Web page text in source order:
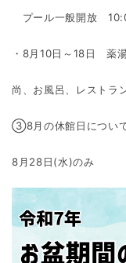
プール一般開放
・8月10日～18日 薬
尚、お風呂、レストラ
③8月の休館日につい
8月28日(水)のみ